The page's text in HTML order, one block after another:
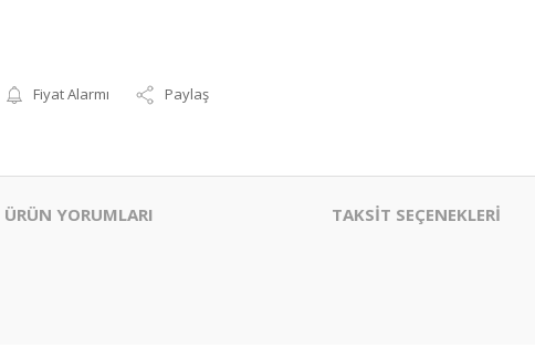
Fiyat Alarmı Paylaş
ÜRÜN YORUMLARI TAKSİT SEÇENEKLERİ